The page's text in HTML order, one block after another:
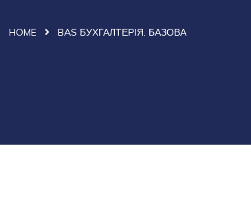
HOME BAS БУХГАЛТЕРІЯ. БАЗОВА